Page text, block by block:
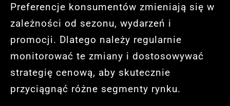
Preferencje konsumentów zmieniają się w
zależności od sezonu, wydarzeń i
promocji. Dlatego należy regularnie
monitorować te zmiany i dostosowywać
strategię cenową, aby skutecznie
przyciągnąć różne segmenty rynku.